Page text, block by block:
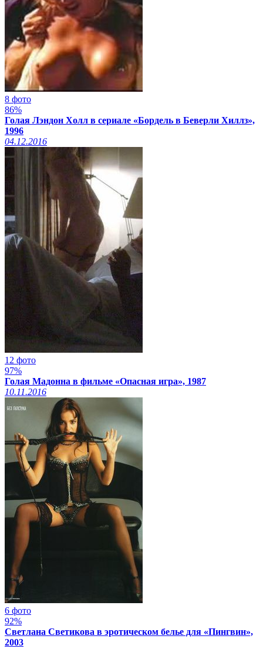
8 фото
86%
Голая Лэндон Холл в сериале «Бордель в Беверли Хиллз»,
1996
04.12.2016
12 фото
97%
Голая Мадонна в фильме «Опасная игра», 1987
10.11.2016
6 фото
92%
Светлана Светикова в эротическом белье для «Пингвин»,
2003